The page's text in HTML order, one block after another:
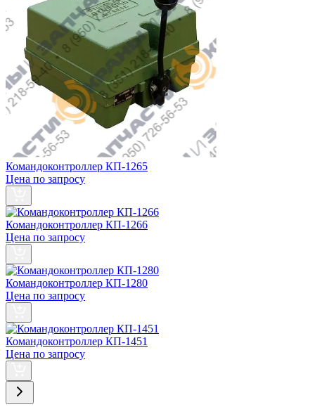
Командоконтроллер КП-1265
Цена по запросу
Командоконтроллер КП-1266
Цена по запросу
Командоконтроллер КП-1280
Цена по запросу
Командоконтроллер КП-1451
Цена по запросу